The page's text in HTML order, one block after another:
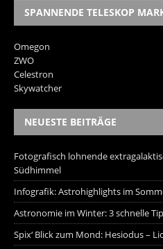
SPANNENDE TELESKOP
Omegon
ZWO
Celestron
Skywatcher
NEUESTE BEITRÄGE
Fotografisch lohnende
Südhimmel
Infografik: Astrohighlights im
Astronomie im Winter: 3 schnelle
Spix‘ Blick zum Mond: Hesiodus –